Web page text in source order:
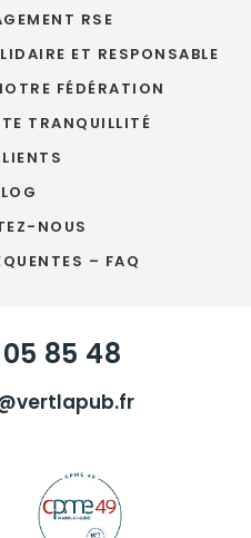
RSE
ET RESPONSABLE
FÉDÉRATION
TRANQUILLITÉ
NOUS
– FAQ
05 85 48